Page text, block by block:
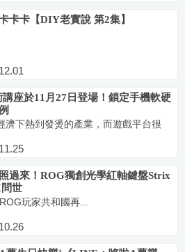
卡卡【DIY老實說 第2集】
座於11月27日登場！鎖定手機軟硬
濟下熱到發燙的產業，而遊戲平台很
過來！ROG獨創光學紅軸鍵盤Strix
問世
玩家共和國再...